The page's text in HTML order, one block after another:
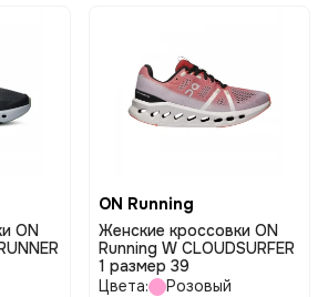
ON Running
Женские кроссовки ON
Running W CLOUDSURFER
1 размер 39
Цвета:
Розовый